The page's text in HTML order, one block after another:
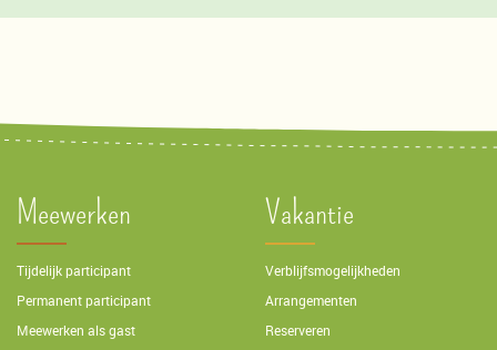
Meewerken
Tijdelijk participant
Permanent participant
Meewerken als gast
Vakantie
Verblijfsmogelijkheden
Arrangementen
Reserveren